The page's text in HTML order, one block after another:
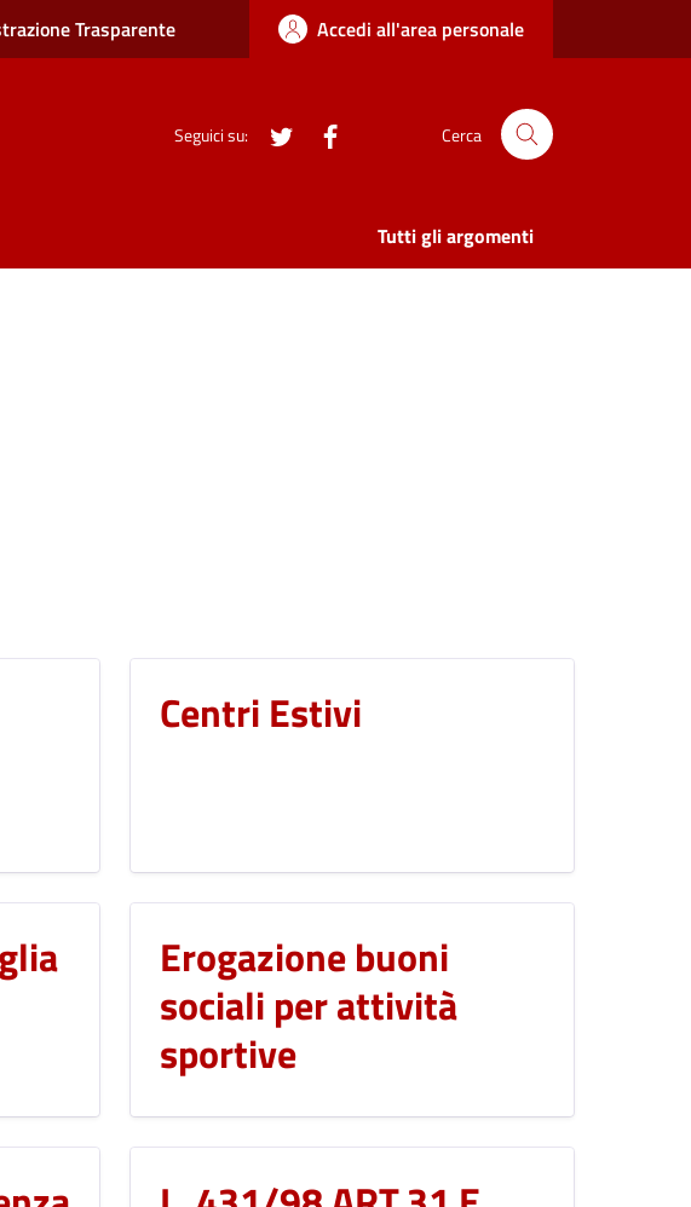
Trasparente Accedi all'area personale
Seguici su: twitter Cerca
Tutti gli argomenti
Centri Estivi
Erogazione buoni
sociali per attività
sportive